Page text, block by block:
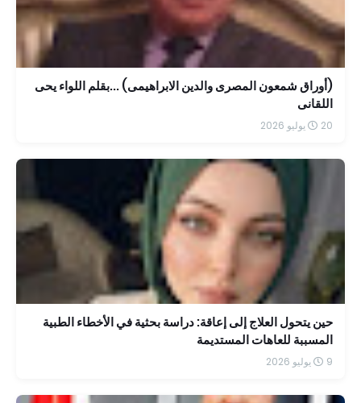
(أوراق شمعون المصرى والدين الابراهيمى) ...بقلم اللواء يحى
اللقانى
20 يوليو 2026
حين يتحول العلاج إلى إعاقة: دراسة بحثية في الأخطاء الطبية
المسببة للعاهات المستديمة
9 يوليو 2026